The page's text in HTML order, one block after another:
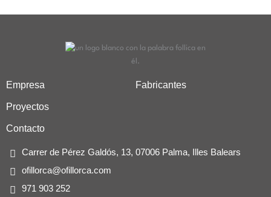
Empresa Fabricantes
Proyectos
Contacto
Carrer de Pérez Galdós, 13, 07006 Palma, Illes Balears
ofillorca@ofillorca.com
971 903 252